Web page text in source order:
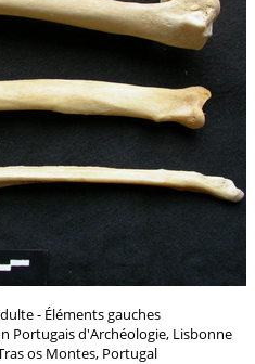
- Éléments gauches
Portugais d'Archéologie, Lisbonne
os Montes, Portugal